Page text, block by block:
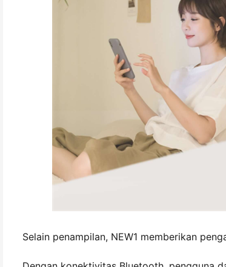
Selain penampilan, NEW1 memberikan